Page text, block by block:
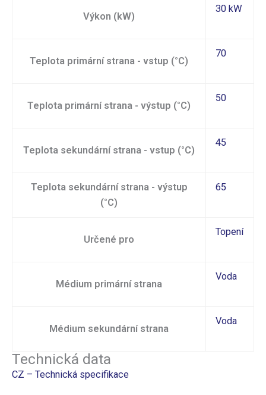
Výkon (kW)
30 kW
Teplota primární strana - vstup (°C)
70
Teplota primární strana - výstup (°C)
50
Teplota sekundární strana - vstup (°C)
45
Teplota sekundární strana - výstup
(°C)
65
Určené pro
Topení
Médium primární strana
Voda
Médium sekundární strana
Voda
Technická data
CZ – Technická specifikace